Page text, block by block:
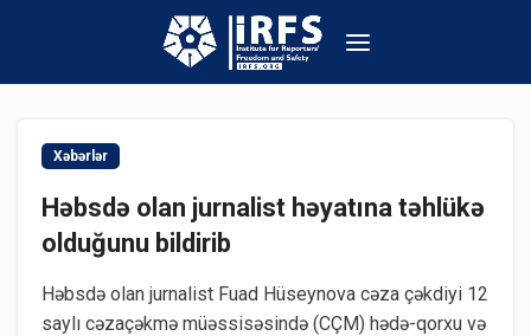
Xəbərlər
Həbsdə olan jurnalist həyatına təhlükə
olduğunu bildirib
Həbsdə olan jurnalist Fuad Hüseynova cəza çəkdiyi 12
saylı cəzaçəkmə müəssisəsində (CÇM) hədə-qorxu və